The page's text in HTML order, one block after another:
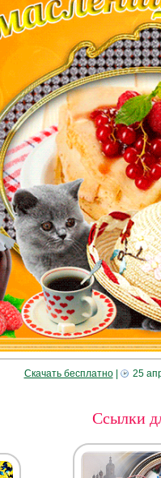
Скачать бесплатно| 25
Ссылки